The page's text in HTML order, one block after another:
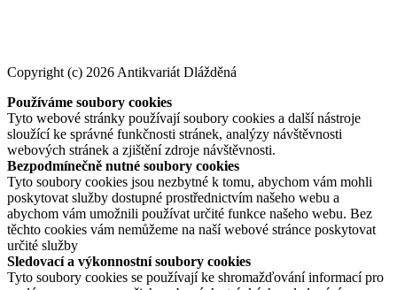
Copyright (c) 2026 Antikvariát Dlážděná
Používáme soubory cookies
Tyto webové stránky používají soubory cookies a další nástroje
sloužící ke správné funkčnosti stránek, analýzy návštěvnosti
webových stránek a zjištění zdroje návštěvnosti.
Bezpodmínečně nutné soubory cookies
Tyto soubory cookies jsou nezbytné k tomu, abychom vám mohli
poskytovat služby dostupné prostřednictvím našeho webu a
abychom vám umožnili používat určité funkce našeho webu. Bez
těchto cookies vám nemůžeme na naší webové stránce poskytovat
určité služby
Sledovací a výkonnostní soubory cookies
Tyto soubory cookies se používají ke shromažďování informací pro